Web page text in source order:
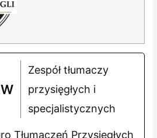
Zespół tłumaczy
przysięgłych i
specjalistycznych
Tłumaczeń Przysięgłych